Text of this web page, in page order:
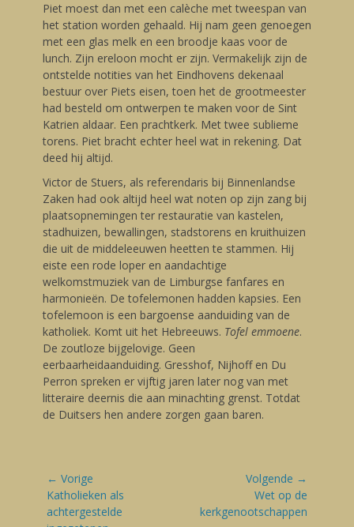
Piet moest dan met een calèche met tweespan van
het station worden gehaald. Hij nam geen genoegen
met een glas melk en een broodje kaas voor de
lunch. Zijn ereloon mocht er zijn. Vermakelijk zijn de
ontstelde notities van het Eindhovens dekenaal
bestuur over Piets eisen, toen het de grootmeester
had besteld om ontwerpen te maken voor de Sint
Katrien aldaar. Een prachtkerk. Met twee sublieme
torens. Piet bracht echter heel wat in rekening. Dat
deed hij altijd.
Victor de Stuers, als referendaris bij Binnenlandse
Zaken had ook altijd heel wat noten op zijn zang bij
plaatsopnemingen ter restauratie van kastelen,
stadhuizen, bewallingen, stadstorens en kruithuizen
die uit de middeleeuwen heetten te stammen. Hij
eiste een rode loper en aandachtige
welkomstmuziek van de Limburgse fanfares en
harmonieën. De tofelemonen hadden kapsies. Een
tofelemoon is een bargoense aanduiding van de
katholiek. Komt uit het Hebreeuws. Tofel emmoene.
De zoutloze bijgelovige. Geen
eerbaarheidaanduiding. Gresshof, Nijhoff en Du
Perron spreken er vijftig jaren later nog van met
litteraire deernis die aan minachting grenst. Totdat
de Duitsers hen andere zorgen gaan baren.
Bericht
navigatie
← Vorige
Vorige
blog:
Katholieken als
achtergestelde
Volgende →
blog:
Wet op de
kerkgenootschappen